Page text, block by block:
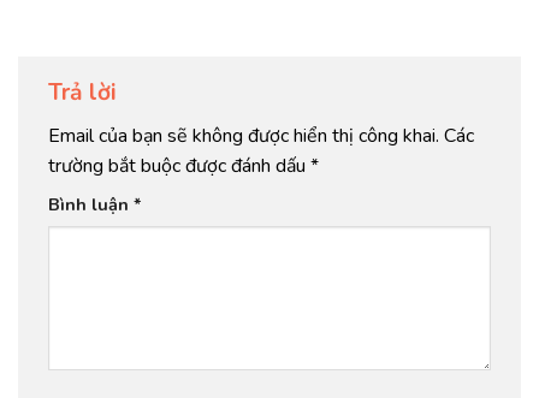
Trả lời
Email của bạn sẽ không được hiển thị công khai. Các
trường bắt buộc được đánh dấu *
Bình luận *